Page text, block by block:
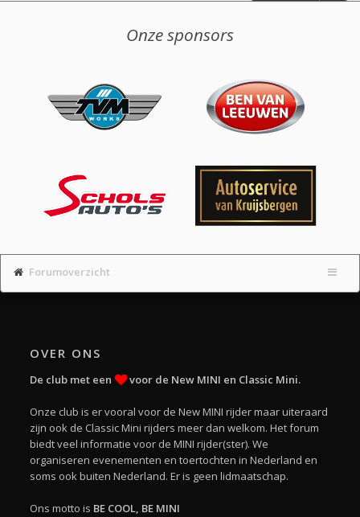
Onze sponsors
Forumoverzicht
OVER ONS
De club met een voor de New MINI en Classic Mini.
Onze club is er vooral voor de New MINI rijder maar uiteraard
zijn ook de Classic Mini rijders meer dan welkom. Het forum
biedt veel informatie voor de MINI rijder(ster). We
organiseren evenementen en toertochten in Nederland en
soms ook buiten Nederland. Er is geen lidmaatschap.
Ons motto is BE COOL, BE MINI